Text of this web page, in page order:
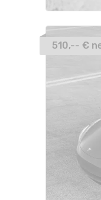
510,-- €